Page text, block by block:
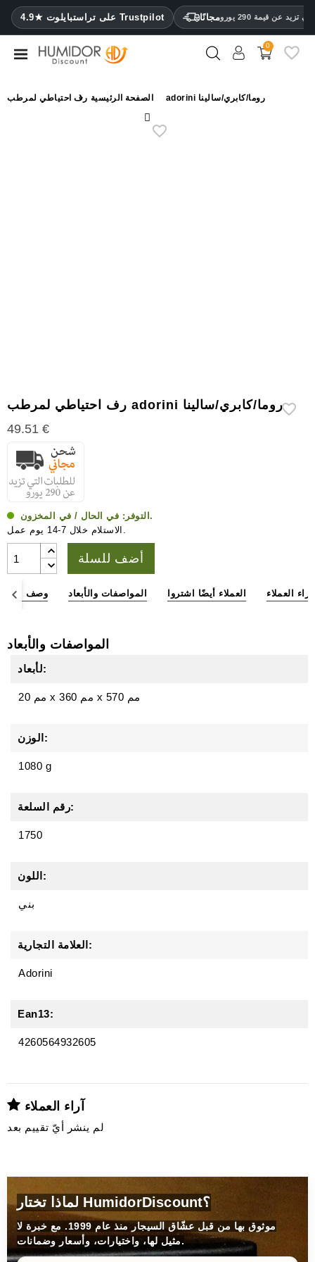
4.9★ على تراستبايلوت Trustpilot مجانًا عن قيمة 290 يورو CATEGORY
مرطب
خزائن
ترطيب
0
الصفحة الرئيسية رف احتياطي لمرطب adorini روما/كابري/سالينا

رف احتياطي لمرطب adorini روما/كابري/سالينا
49.51 €
التوفر: في الحال / في المخزون.
الاستلام خلال 7-14 يوم عمل.
أضف للسلة
وصف المواصفات والأبعاد العملاء أيضًا اشتروا آراء العملاء
المواصفات والأبعاد
لأبعاد:
20 مم x 360 مم x 570 مم
الوزن:
1080 g
رقم السلعة:
1750
اللون:
بني
العلامة التجارية:
Adorini
Ean13:
4260564932605
آراء العملاء
لم ينشر أيّ تقييم بعد
لماذا تختار HumidorDiscount؟
موثوق بها من قبل عشّاق السيجار منذ عام 1999. مع خبرة لا
مثيل لها، واختيارات، وأسعار وضمانات.